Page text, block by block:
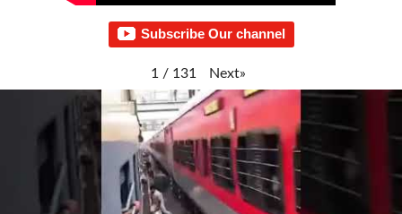
Subscribe Our channel
1 / 131 Next»